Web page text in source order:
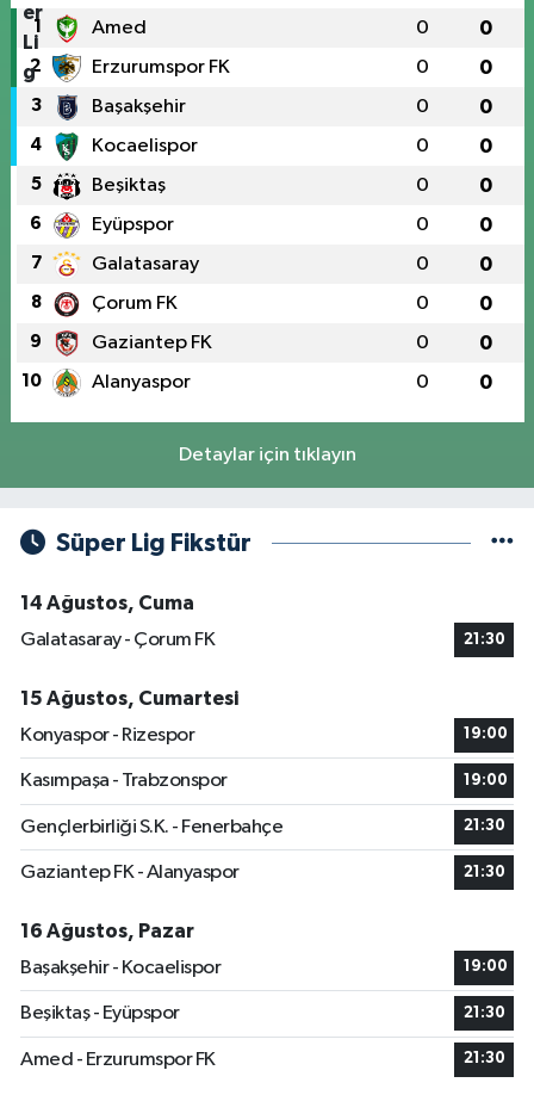
1 Amed 0 0
2 Erzurumspor FK 0 0
3 Başakşehir 0 0
4 Kocaelispor 0 0
5 Beşiktaş 0 0
6 Eyüpspor 0 0
7 Galatasaray 0 0
8 Çorum FK 0 0
9 Gaziantep FK 0 0
10 Alanyaspor 0 0
Detaylar için tıklayın
Süper Lig Fikstür
14 Ağustos, Cuma
Galatasaray - Çorum FK
21:30
15 Ağustos, Cumartesi
Konyaspor - Rizespor
19:00
Kasımpaşa - Trabzonspor 19:00
Gençlerbirliği S.K. - Fenerbahçe 21:30
Gaziantep FK - Alanyaspor 21:30
16 Ağustos, Pazar
Başakşehir - Kocaelispor
19:00
Beşiktaş - Eyüpspor 21:30
Amed - Erzurumspor FK 21:30